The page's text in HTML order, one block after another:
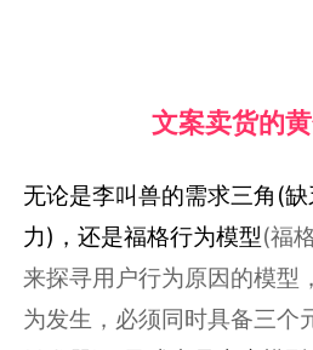
文案卖货的
无论是李叫兽的需求三角(
力)，还是福格行为模型(福
来探寻用户行为原因的模型
为发生，必须同时具备三个